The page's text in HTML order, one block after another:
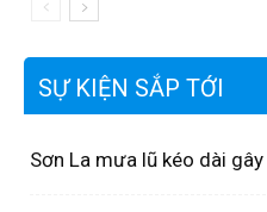
SỰ KIỆN SẮP TỚI
Sơn La mưa lũ kéo dài